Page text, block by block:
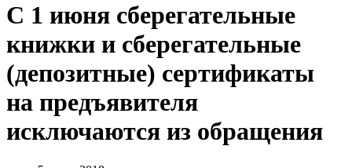
С 1 июня сберегательные
книжки и сберегательные
(депозитные) сертификаты
на предъявителя
исключаются из обращения